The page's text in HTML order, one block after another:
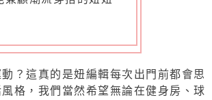
？這真的是妞編輯每次出門前都會思
格，我們當然希望無論在健身房、球